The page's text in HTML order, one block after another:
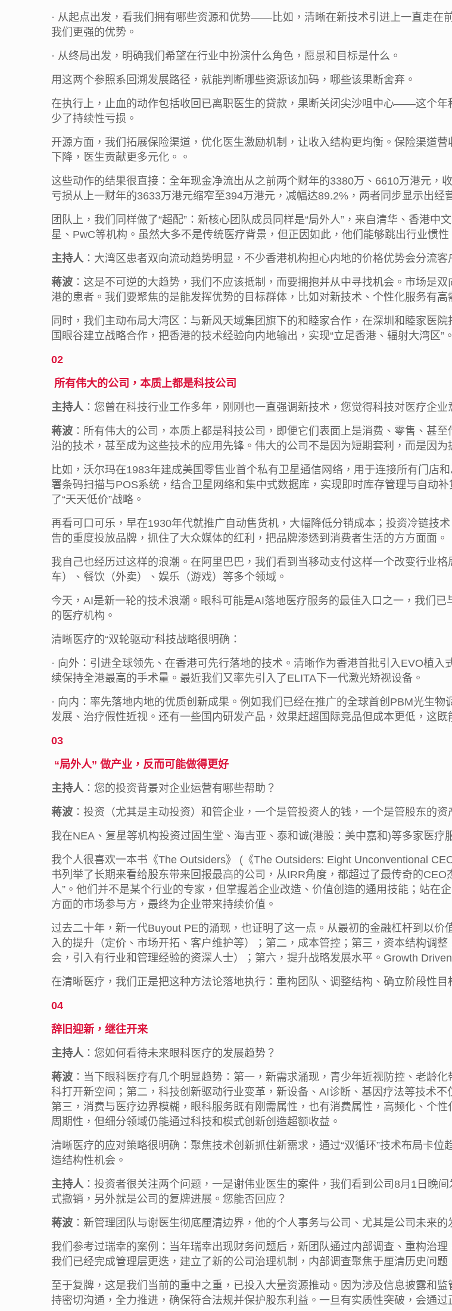
· 从起点出发，看我们拥有哪些资源和优势——比如，清晰在新技术引进上一直走在
我们更强的优势。
· 从终局出发，明确我们希望在行业中扮演什么角色，愿景和目标是什么。
用这两个参照系回溯发展路径，就能判断哪些资源该加码，哪些该果断舍弃。
在执行上，止血的动作包括收回已离职医生的贷款，果断关闭尖沙咀中心——这个
少了持续性亏损。
开源方面，我们拓展保险渠道，优化医生激励机制，让收入结构更均衡。保险渠道
下降，医生贡献更多元化。。
这些动作的结果很直接：全年现金净流出从之前两个财年的3380万、6610万港元，
亏损从上一财年的3633万港元缩窄至394万港元，减幅达89.2%，两者同步显示出经
团队上，我们同样做了“超配”：新核心团队成员同样是“局外人”，来自清华、香港
星、PwC等机构。虽然大多不是传统医疗背景，但正因如此，他们能够跳出行业惯性
主持人：大湾区患者双向流动趋势明显，不少香港机构担心内地的价格优势会分流客
蒋波：这是不可逆的大趋势，我们不应该抵制，而要拥抱并从中寻找机会。市场是
港的患者。我们要聚焦的是能发挥优势的目标群体，比如对新技术、个性化服务有高
同时，我们主动布局大湾区：与新风天域集团旗下的和睦家合作，在深圳和睦家医
国眼谷建立战略合作，把香港的技术经验向内地输出，实现“立足香港、辐射大湾区”。
02
所有伟大的公司，本质上都是科技公司
主持人：您曾在科技行业工作多年，刚刚也一直强调新技术，您觉得科技对医疗企业
蒋波：所有伟大的公司，本质上都是科技公司，即便它们表面上是消费、零售、甚
沿的技术，甚至成为这些技术的应用先锋。伟大的公司不是因为短期套利，而是因
比如，沃尔玛在1983年建成美国零售业首个私有卫星通信网络，用于连接所有门店
署条码扫描与POS系统，结合卫星网络和集中式数据库，实现即时库存管理与自动
了“天天低价”战略。
再看可口可乐，早在1930年代就推广自动售货机，大幅降低分销成本；投资冷链技
告的重度投放品牌，抓住了大众媒体的红利，把品牌渗透到消费者生活的方方面面。
我自己也经历过这样的浪潮。在阿里巴巴，我们看到当移动支付这样一个改变行业
车）、餐饮（外卖）、娱乐（游戏）等多个领域。
今天，AI是新一轮的技术浪潮。眼科可能是AI落地医疗服务的最佳入口之一，我们
的医疗机构。
清晰医疗的“双轮驱动”科技战略很明确：
· 向外：引进全球领先、在香港可先行落地的技术。清晰作为香港首批引入EVO植
续保持全港最高的手术量。最近我们又率先引入了ELITA下一代激光矫视设备。
· 向内：率先落地内地的优质创新成果。例如我们已经在推广的全球首创PBM光生
发展、治疗假性近视。还有一些国内研发产品，效果赶超国际竞品但成本更低，这
03
“局外人” 做产业，反而可能做得更好
主持人：您的投资背景对企业运营有哪些帮助？
蒋波：投资（尤其是主动投资）和管企业，一个是管投资人的钱，一个是管股东的
我在NEA、复星等机构投资过固生堂、海吉亚、泰和诚(港股：美中嘉和)等多家医
我个人很喜欢一本书《The Outsiders》 (《The Outsiders: Eight Unconventional
书列举了长期来看给股东带来回报最高的公司，从IRR角度，都超过了最传奇的
人”。他们并不是某个行业的专家，但掌握着企业改造、价值创造的通用技能；站在
方面的市场参与方，最终为企业带来持续价值。
过去二十年，新一代Buyout PE的涌现，也证明了这一点。从最初的金融杠杆到以
入的提升（定价、市场开拓、客户维护等）；第二，成本管控；第三，资本结构调
会，引入有行业和管理经验的资深人士）；第六，提升战略发展水平。Growth
在清晰医疗，我们正是把这种方法论落地执行：重构团队、调整结构、确立阶段性目
04
辞旧迎新，继往开来
主持人：您如何看待未来眼科医疗的发展趋势？
蒋波：当下眼科医疗有几个明显趋势：第一，新需求涌现，青少年近视防控、老龄
科打开新空间；第二，科技创新驱动行业变革，新设备、AI诊断、基因疗法等技术
第三，消费与医疗边界模糊，眼科服务既有刚需属性，也有消费属性，高频化、个
周期性，但细分领域仍能通过科技和模式创新创造超额收益。
清晰医疗的应对策略很明确：聚焦技术创新抓住新需求，通过“双循环”技术布局卡
造结构性机会。
主持人：投资者很关注两个问题，一是谢伟业医生的案件，我们看到公司8月1日晚
式撤销，另外就是公司的复牌进展。您能否回应？
蒋波：新管理团队与谢医生彻底厘清边界，他的个人事务与公司、尤其是公司未来的
我们参考过瑞幸的案例：当年瑞幸出现财务问题后，新团队通过内部调查、重构治
我们已经完成管理层更迭，建立了新的公司治理机制，内部调查聚焦于厘清历史问题
至于复牌，这是我们当前的重中之重，已投入大量资源推动。因为涉及信息披露和
持密切沟通，全力推进，确保符合法规并保护股东利益。一旦有实质性突破，会通过